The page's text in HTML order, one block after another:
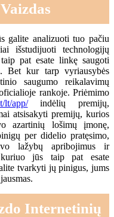
galite analizuoti tuo pačiu
išstudijuoti technologijų
pat esate linkę saugoti
Bet kur tarp vyriausybės
saugumo reikalavimų
rankoje. Priėmimo
lt/app/indėlių premijų,
atsisakyti premijų, kurios
azartinių lošimų įmonę,
per didelio pratęsimo,
lažybų apribojimus ir
jūs taip pat esate
tvarkyti jų pinigus, jums
Internetinių